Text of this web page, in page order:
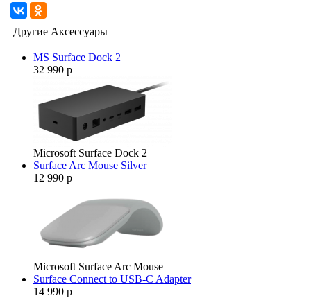
Другие Аксессуары
MS Surface Dock 2
32 990 р
Microsoft Surface Dock 2
Surface Arc Mouse Silver
12 990 р
Microsoft Surface Arc Mouse
Surface Connect to USB-C Adapter
14 990 р